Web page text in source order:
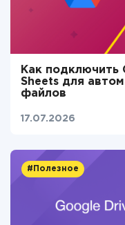
Как подключить
Sheets для
файлов
17.07.2026
#Полезное